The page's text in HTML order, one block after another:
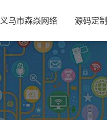
义乌市森焱网络 源码定制